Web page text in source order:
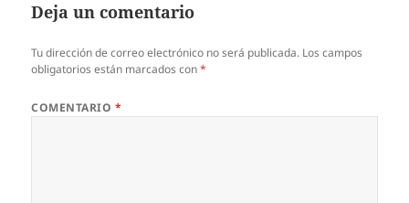
Deja un comentario
Tu dirección de correo electrónico no será publicada. Los campos
obligatorios están marcados con*
COMENTARIO *